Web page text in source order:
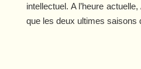
intellectuel. A l’heure
que les deux ultimes saisons